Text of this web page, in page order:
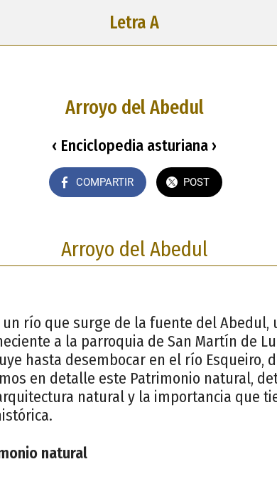
Letra A
Arroyo del Abedul
‹ Enciclopedia asturiana ›
COMPARTIR POST
Arroyo del Abedul
un río que surge de la fuente del Abedul,
a la parroquia de San Martín de
hasta desembocar en el río Esqueiro,
en detalle este Patrimonio natural,
natural y la importancia que
natural